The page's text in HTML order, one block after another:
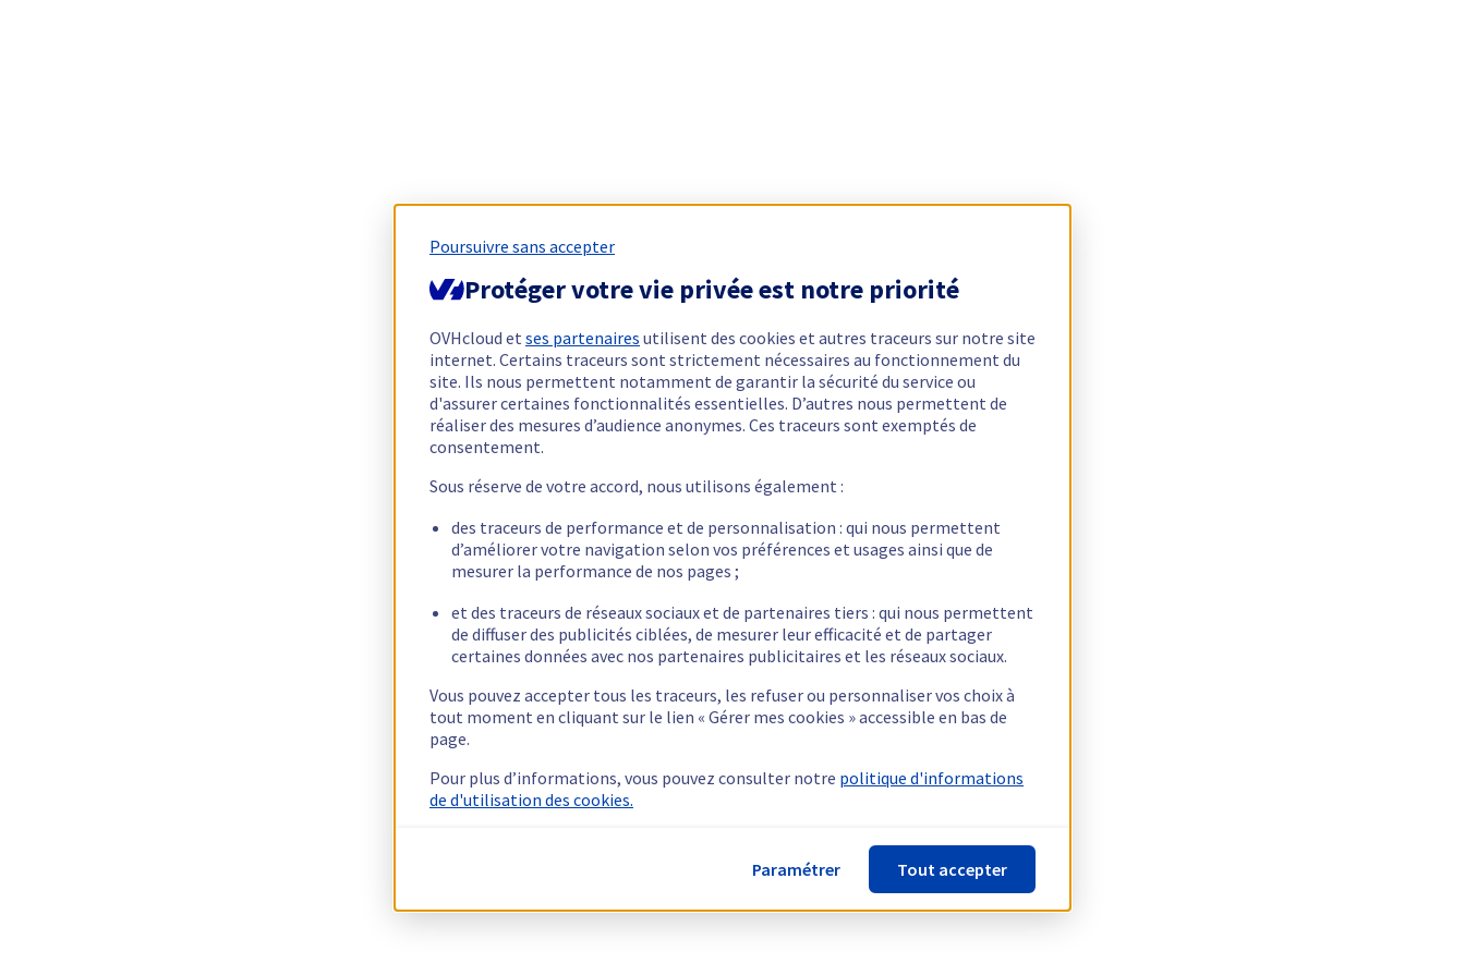
Poursuivre sans accepter
Protéger votre vie privée est notre priorité
OVHcloud et ses partenaires utilisent des cookies et autres traceurs sur notre site
internet. Certains traceurs sont strictement nécessaires au fonctionnement du
site. Ils nous permettent notamment de garantir la sécurité du service ou
d'assurer certaines fonctionnalités essentielles. D’autres nous permettent de
réaliser des mesures d’audience anonymes. Ces traceurs sont exemptés de
consentement.
Sous réserve de votre accord, nous utilisons également :
des traceurs de performance et de personnalisation : qui nous permettent
d’améliorer votre navigation selon vos préférences et usages ainsi que de
mesurer la performance de nos pages ;
et des traceurs de réseaux sociaux et de partenaires tiers : qui nous permettent
de diffuser des publicités ciblées, de mesurer leur efficacité et de partager
certaines données avec nos partenaires publicitaires et les réseaux sociaux.
Vous pouvez accepter tous les traceurs, les refuser ou personnaliser vos choix à
tout moment en cliquant sur le lien « Gérer mes cookies » accessible en bas de
page.
Pour plus d’informations, vous pouvez consulter notre politique d'informations
de d'utilisation des cookies.
Paramétrer Tout accepter